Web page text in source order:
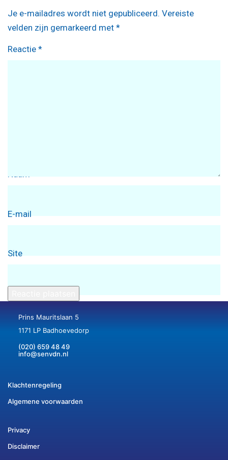
Je e-mailadres wordt niet gepubliceerd. Vereiste
velden zijn gemarkeerd met *
Reactie *
Naam
E-mail
Site
Prins Mauritslaan 5
1171 LP Badhoevedorp
(020) 659 48 49
info@senvdn.nl
Klachtenregeling
Algemene voorwaarden
Privacy
Disclaimer